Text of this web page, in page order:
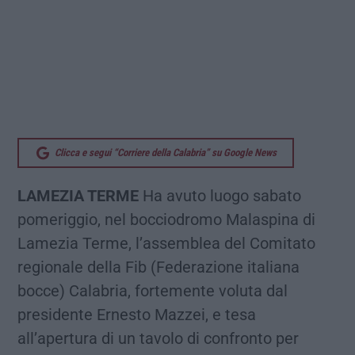
Clicca e segui “Corriere della Calabria” su Google News
LAMEZIA TERME Ha avuto luogo sabato
pomeriggio, nel bocciodromo Malaspina di
Lamezia Terme, l’assemblea del Comitato
regionale della Fib (Federazione italiana
bocce) Calabria, fortemente voluta dal
presidente Ernesto Mazzei, e tesa
all’apertura di un tavolo di confronto per